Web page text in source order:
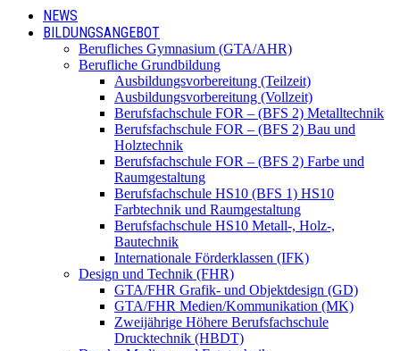
NEWS
BILDUNGSANGEBOT
Berufliches Gymnasium (GTA/AHR)
Berufliche Grundbildung
Ausbildungsvorbereitung (Teilzeit)
Ausbildungsvorbereitung (Vollzeit)
Berufsfachschule FOR – (BFS 2) Metalltechnik
Berufsfachschule FOR – (BFS 2) Bau und
Holztechnik
Berufsfachschule FOR – (BFS 2) Farbe und
Raumgestaltung
Berufsfachschule HS10 (BFS 1) HS10
Farbtechnik und Raumgestaltung
Berufsfachschule HS10 Metall-, Holz-,
Bautechnik
Internationale Förderklassen (IFK)
Design und Technik (FHR)
GTA/FHR Grafik- und Objektdesign (GD)
GTA/FHR Medien/Kommunikation (MK)
Zweijährige Höhere Berufsfachschule
Drucktechnik (HBDT)